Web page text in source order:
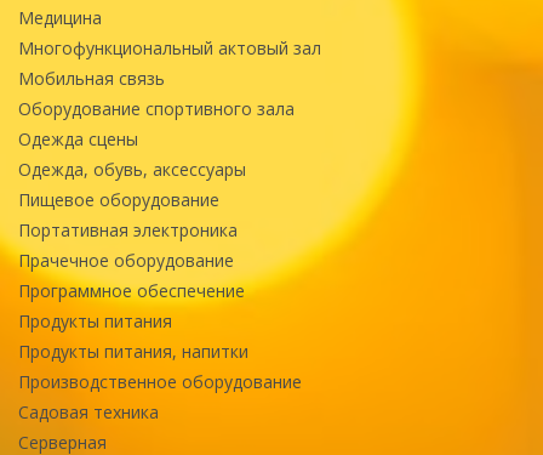
Медицина
Многофункциональный актовый зал
Мобильная связь
Оборудование спортивного зала
Одежда сцены
Одежда, обувь, аксессуары
Пищевое оборудование
Портативная электроника
Прачечное оборудование
Программное обеспечение
Продукты питания
Продукты питания, напитки
Производственное оборудование
Садовая техника
Серверная